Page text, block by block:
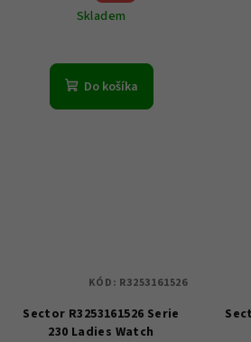
Skladem
Do košíka
Sector R3253161526 Serie
230 Ladies Watch
KÓD: R3253161526